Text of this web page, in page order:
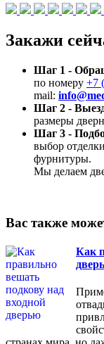
Закажи
Шаг 1 -
по номеру +7
mail:
Шаг 2 -
размеры
Шаг 3 -
выбор
фурнитуры.
Мы делаем
Вас также
Как